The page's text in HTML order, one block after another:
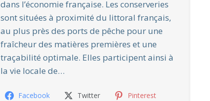
dans l’économie française. Les conserveries
sont situées à proximité du littoral français,
au plus près des ports de pêche pour une
fraîcheur des matières premières et une
traçabilité optimale. Elles participent ainsi à
la vie locale de…
Facebook Twitter Pinterest